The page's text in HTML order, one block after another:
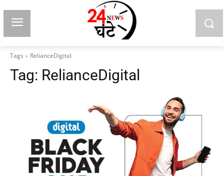
Tags RelianceDigital
Tag: RelianceDigital